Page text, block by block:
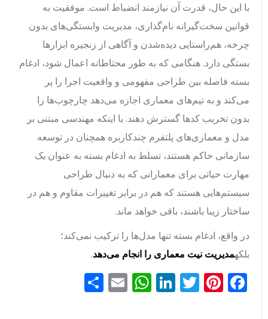
با این حال، قدرت آن نیازمند انضباط است. موفقیت به
قوانین سخت‌گیرانه نام‌گذاری، مدیریت وابستگی‌های بدون
چرخه، هم‌راستایی دیده‌شدن و آگاهی از زنجیره ابزارها
بستگی دارد. هنگامی که به طور محتاطانه اعمال شود، ادغام
بسته فاصله بین طراحی مفهومی و واقعیت اجرا را پر
می‌کند و به تیم‌های معماری اجازه می‌دهد چارچوب‌ها را
بدون تخریب کدها گسترش دهند. با اینکه مهندسی مبتنی بر
مدل و معماری‌های پلتفرم چندکاربره همچنان در توسعه
سازمانی حاکم هستند، تسلط به ادغام بسته به عنوان یک
مهارت حیاتی برای معمارانی که به دنبال طراحی
سیستم‌هایی هستند که هم در برابر تغییرات مقاوم و هم در
ساختار زیبا باشند، باقی خواهد ماند.
در واقع، ادغام بسته تنها مدل‌ها را ترکیب نمی‌کند؛
بلکهمدیریت نیت معماری را انجام می‌دهد.
Facebook
Pinterest
Twitter
LinkedIn
WhatsApp
Emailاشتراک